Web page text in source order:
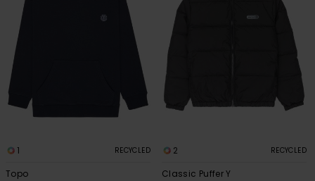
1 RECYCLED
Topo
2 RECYCLED
Classic Puffer Y